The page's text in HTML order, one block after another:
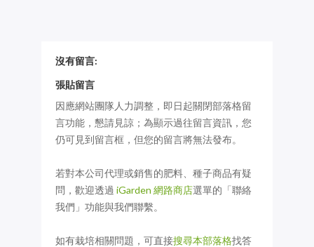
沒有留言:
張貼留言
因應網站團隊人力調整，即日起關閉部落格留
言功能，懇請見諒；為顯示過往留言資訊，您
仍可見到留言框，但您的留言將無法發布。
若對本公司代理或銷售的肥料、種子商品有疑
問，歡迎透過 iGarden 網路商店選單的「聯絡
我們」功能與我們聯繫。
如有栽培相關問題，可直接搜尋本部落格找答